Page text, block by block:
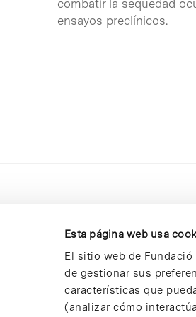
Esta página web usa
El sitio web de
de gestionar sus
características que
(analizar cómo
combatir la sequedad
ensayos preclínicos.
4-12 i 15